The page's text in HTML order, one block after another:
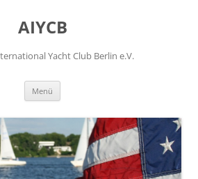
AIYCB
Yacht Club Berlin e.V.
Menü